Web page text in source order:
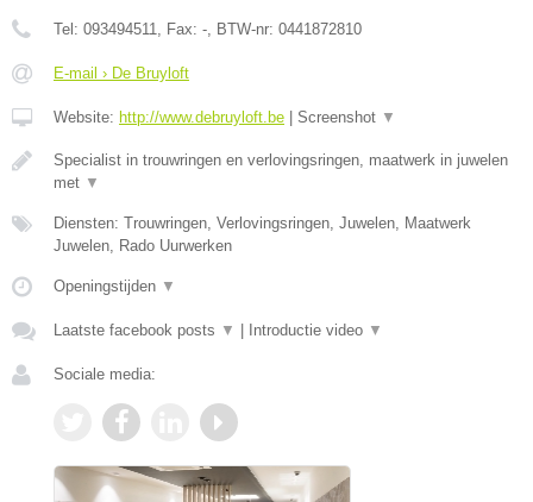
Tel: 093494511, Fax: -, BTW-nr: 0441872810
E-mail › De Bruyloft
Website: http://www.debruyloft.be Screenshot ▼
Specialist in trouwringen en verlovingsringen, maatwerk in juwelen
met ▼
Diensten: Trouwringen, Verlovingsringen, Juwelen, Maatwerk
Juwelen, Rado Uurwerken
Openingstijden ▼
Laatste facebook posts ▼ Introductie video ▼
Sociale media: